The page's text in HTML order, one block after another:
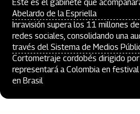
Este es el gabinete que
Abelardo de la Espriella
Inravisión supera los 11 millones
redes sociales, consolidando una
través del Sistema de Medios
Cortometraje cordobés dirigido
representará a Colombia en
en Brasil